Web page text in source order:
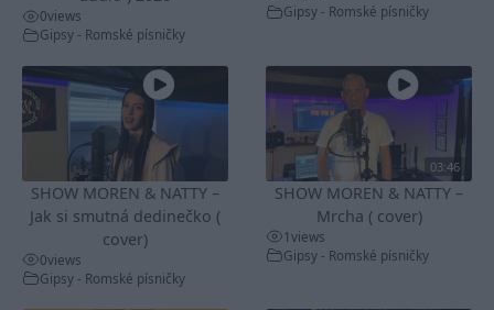
0views
Gipsy - Romské písničky
Gipsy - Romské písničky
SHOW MOREN & NATTY –
Jak si smutná dedinečko (
cover)
0views
Gipsy - Romské písničky
03:46
SHOW MOREN & NATTY –
Mrcha ( cover)
1views
Gipsy - Romské písničky